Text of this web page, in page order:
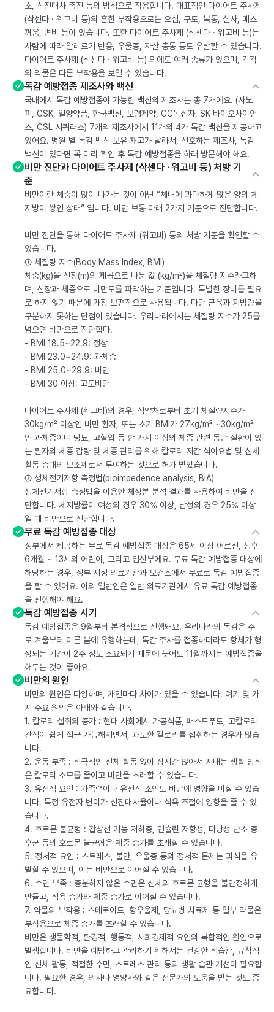
소, 신진대사 촉진 등의 방식으로 작용합니다. 대표적인 다이어트 주사제
(삭센다 · 위고비 등)의 흔한 부작용으로는 오심, 구토, 복통, 설사, 메스
꺼움, 변비 등이 있습니다. 또한 다이어트 주사제 (삭센다 · 위고비 등)는
사람에 따라 알레르기 반응, 우울증, 자살 충동 등도 유발할 수 있습니다.
다이어트 주사제 (삭센다 · 위고비 등) 외에도 여러 종류가 있으며, 각각
의 약물은 다른 부작용을 보일 수 있습니다.
독감 예방접종 제조사와 백신
국내에서 독감 예방접종이 가능한 백신의 제조사는 총 7개에요. (사노
피, GSK, 일양약품, 한국백신, 보령제약, GC녹십자, SK 바이오사이언
스, CSL 시퀴러스) 7개의 제조사에서 11개의 4가 독감 백신을 제공하고
있어요. 병원 별 독감 백신 보유 재고가 달라서, 선호하는 제조사, 독감
백신이 있다면 꼭 미리 확인 후 독감 예방접종을 하러 방문해야 해요.
비만 진단과 다이어트 주사제 (삭센다 · 위고비 등) 처방 기
준
비만이란 체중이 많이 나가는 것이 아닌 “체내에 과다하게 많은 양의 체
지방이 쌓인 상태” 입니다. 비만 보통 아래 2가지 기준으로 진단합니다.
비만 진단을 통해 다이어트 주사제 (위고비) 등의 처방 기준을 확인할 수
있습니다.
① 체질량 지수(Body Mass Index, BMI)
체중(kg)을 신장(m)의 제곱으로 나눈 값 (kg/m²)을 체질량 지수라고하
며, 신장과 체중으로 비만도를 파악하는 기준입니다. 특별한 장비를 필요
로 하지 않기 때문에 가장 보편적으로 사용됩니다. 다만 근육과 지방량을
구분하지 못하는 단점이 있습니다. 우리나라에서는 체질량 지수가 25를
넘으면 비만으로 진단합다.
- BMI 18.5~22.9: 정상
- BMI 23.0~24.9: 과체중
- BMI 25.0~29.9: 비만
- BMI 30 이상: 고도비만
다이어트 주사제 (위고비)의 경우, 식약처로부터 초기 체질량지수가
30kg/m² 이상인 비만 환자, 또는 초기 BMI가 27kg/m² ~30kg/m²
인 과체중이며 당뇨, 고혈압 등 한 가지 이상의 체중 관련 동반 질환이 있
는 환자의 체중 감량 및 체중 관리를 위해 칼로리 저감 식이요법 및 신체
활동 증대의 보조제로서 투여하는 것으로 허가 받았습니다.
② 생체전기저항 측정법(bioimpedence analysis, BIA)
생체전기저항 측정법을 이용한 체성분 분석 결과를 사용하여 비만을 진
단합니다. 체지방률이 여성의 경우 30% 이상, 남성의 경우 25% 이상
일 때 비만으로 진단합니다.
무료 독감 예방접종 대상
정부에서 제공하는 무료 독감 예방접종 대상은 65세 이상 어르신, 생후
6개월 ~ 13세의 어린이, 그리고 임산부에요. 무료 독감 예방접종 대상에
해당하는 경우, 정부 지정 의료기관과 보건소에서 무료로 독감 예방접종
을 할 수 있어요. 이외 일반인은 일반 의료기관에서 유료 독감 예방접종
을 진행해야 해요.
독감 예방접종 시기
독감 예방접종은 9월부터 본격적으로 진행돼요. 우리나라의 독감은 주
로 겨울부터 이른 봄에 유행하는데, 독감 주사를 접종하더라도 항체가 형
성되는 기간이 2주 정도 소요되기 때문에 늦어도 11월까지는 예방접종을
해두는 것이 좋아요.
비만의 원인
비만의 원인은 다양하며, 개인마다 차이가 있을 수 있습니다. 여기 몇 가
지 주요 원인은 아래와 같습니다.
1. 칼로리 섭취의 증가 : 현대 사회에서 가공식품, 패스트푸드, 고칼로리
간식이 쉽게 접근 가능해지면서, 과도한 칼로리를 섭취하는 경우가 많습
니다.
2. 운동 부족 : 적극적인 신체 활동 없이 장시간 앉아서 지내는 생활 방식
은 칼로리 소모를 줄이고 비만을 초래할 수 있습니다.
3. 유전적 요인 : 가족력이나 유전적 소인도 비만에 영향을 미칠 수 있습
니다. 특정 유전자 변이가 신진대사율이나 식욕 조절에 영향을 줄 수 있
습니다.
4. 호르몬 불균형 : 갑상선 기능 저하증, 인슐린 저항성, 다낭성 난소 증
후군 등의 호르몬 불균형은 체중 증가를 초래할 수 있습니다.
5. 정서적 요인 : 스트레스, 불안, 우울증 등의 정서적 문제는 과식을 유
발할 수 있으며, 이는 비만으로 이어질 수 있습니다.
6. 수면 부족 : 충분하지 않은 수면은 신체의 호르몬 균형을 불안정하게
만들고, 식욕 증가와 체중 증가로 이어질 수 있습니다.
7. 약물의 부작용 : 스테로이드, 항우울제, 당뇨병 치료제 등 일부 약물은
부작용으로 체중 증가를 초래할 수 있습니다.
비만은 생물학적, 환경적, 행동적, 사회경제적 요인의 복합적인 원인으로
발생합니다. 비만을 예방하고 관리하기 위해서는 건강한 식습관, 규칙적
인 신체 활동, 적절한 수면, 스트레스 관리 등의 생활 습관 개선이 필요합
니다. 필요한 경우, 의사나 영양사와 같은 전문가의 도움을 받는 것도 중
요합니다.